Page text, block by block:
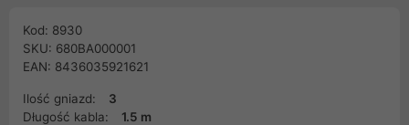
Kod: 8930
SKU: 680BA000001
EAN: 8436035921621
Ilość gniazd:
3
Długość kabla:
1.5 m